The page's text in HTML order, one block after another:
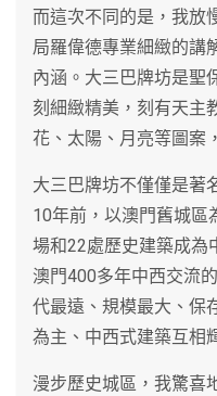
而這次不同的是，我放
局羅偉德專業細緻的講
內涵。大三巴牌坊是聖
刻細緻精美，刻有天主
花、太陽、月亮等圖案
大三巴牌坊不僅僅是著
10年前，以澳門舊城區
場和22處歷史建築成為
澳門400多年中西交流
代最遠、規模最大、保
為主、中西式建築互相
漫步歷史城區，我驚喜